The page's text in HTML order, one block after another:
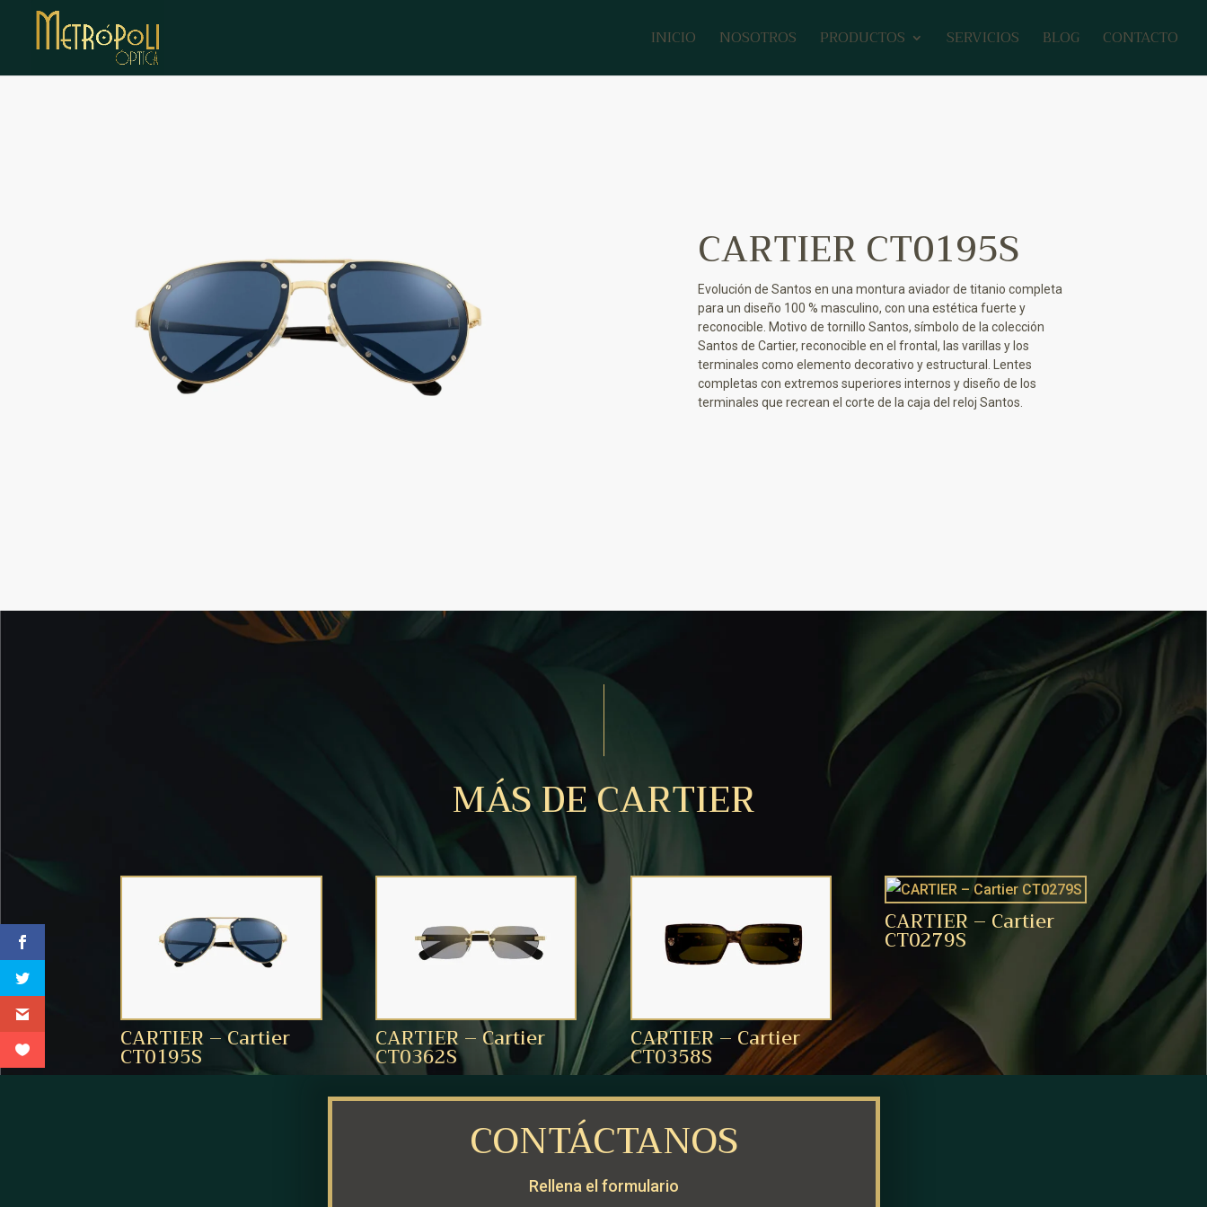
INICIO NOSOTROS PRODUCTOS SERVICIOS BLOG CONTACTO
CARTIER CT0195S
Evolución de Santos en una montura aviador de titanio completa
para un diseño 100 % masculino, con una estética fuerte y
reconocible. Motivo de tornillo Santos, símbolo de la colección
Santos de Cartier, reconocible en el frontal, las varillas y los
terminales como elemento decorativo y estructural. Lentes
completas con extremos superiores internos y diseño de los
terminales que recrean el corte de la caja del reloj Santos.
MÁS DE CARTIER
CARTIER – Cartier
CT0195S
CARTIER – Cartier
CT0362S
CARTIER – Cartier
CT0358S
CARTIER – Cartier
CT0279S
CONTÁCTANOS
Rellena el formulario